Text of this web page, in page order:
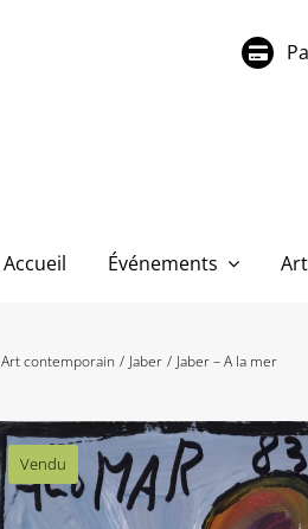
Accueil Événements
Art contemporain Jaber Jaber – A la mer
Vendu